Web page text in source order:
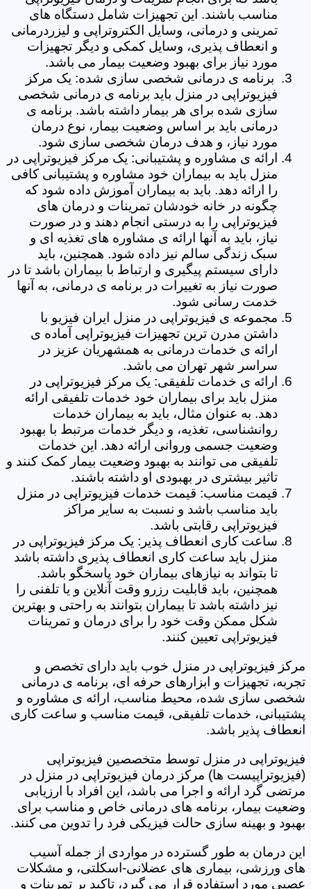
مناسب باشند. این تجهیزات شامل دستگاه های
تمرینی و درمانی، وسایل الکتروتراپی و لیزردرمانی
و انعطاف پذیری، وسایل کمکی و دیگر تجهیزات
مورد نیاز برای بهبود وضعیت بیمار می باشد.
برنامه ی درمانی شخصی سازی شده: یک مرکز
فیزیوتراپی در منزل باید برنامه ی درمانی شخصی
سازی شده برای هر بیمار داشته باشد. برنامه ی
درمانی باید بر اساس وضعیت بیمار، نوع درمان
مورد نیاز، و هدف درمان شخصی سازی شود.
ارائه ی مشاوره و پشتیبانی: یک مرکز فیزیوتراپی در
منزل باید به بیماران خود مشاوره و پشتیبانی کافی
را ارائه دهد. باید به بیماران آموزش داده شود که
چگونه در خانه خودشان تمرینات و درمان های
فیزیوتراپی را به درستی انجام دهند و در صورت
نیاز، باید به آنها ارائه ی مشاوره های تغذیه ای و
سبک زندگی سالم نیز داده شود. همچنین، باید
دارای سیستم پیگیری و ارتباط با بیماران باشد تا در
صورت نیاز به تغییرات در برنامه ی درمانی، به آنها
خدمت رسانی شود.
مجموعه ی فیزیوتراپی در منزل ایران فیزیو با
داشتن مدرن ترین تجهیزات فیزیوتراپی آماده ی
ارائه ی خدمات درمانی به همشهریان عزیز در
سراسر شهر تهران می باشد.
ارائه ی خدمات تلفیقی: یک مرکز فیزیوتراپی در
منزل باید برای بیماران خود خدمات تلفیقی ارائه
دهد. به عنوان مثال، باید به بیماران خدمات
روانشناسی، تغذیه، و دیگر خدمات مرتبط با بهبود
وضعیت جسمی وروانی ارائه دهد. این خدمات
تلفیقی می توانند به بهبود وضعیت بیمار کمک کنند و
تاثیر بیشتری در بهبودی او داشته باشند.
قیمت مناسب: قیمت خدمات فیزیوتراپی در منزل
باید مناسب باشد و نسبت به سایر مراکز
فیزیوتراپی رقابتی باشد.
ساعت کاری انعطاف پذیر: یک مرکز فیزیوتراپی در
منزل باید ساعت کاری انعطاف پذیری داشته باشد
تا بتواند به نیازهای بیماران خود پاسخگو باشد.
همچنین، باید قابلیت رزرو وقت آنلاین و یا تلفنی را
نیز داشته باشد تا بیماران بتوانند به راحتی و بهترین
شکل ممکن وقت خود را برای درمان و تمرینات
فیزیوتراپی تعیین کنند.
مرکز فیزیوتراپی در منزل خوب باید دارای تخصص و
تجربه، تجهیزات و ابزارهای حرفه ای، برنامه ی درمانی
شخصی سازی شده، محیط مناسب، ارائه ی مشاوره و
پشتیبانی، خدمات تلفیقی، قیمت مناسب و ساعت کاری
انعطاف پذیر باشد.
فیزیوتراپی در منزل توسط متخصصین فیزیوتراپی
(فیزیوتراپیست ها) مرکز درمان فیزیوتراپی در منزل در
مرتضی گرد‎ ارائه و اجرا می باشد، این افراد با ارزیابی
وضعیت بیمار، برنامه های درمانی خاص و مناسب برای
بهبود و بهینه سازی حالت فیزیکی فرد را تدوین می کنند.
این درمان به طور گسترده در مواردی از جمله آسیب
های ورزشی، بیماری های عضلانی-اسکلتی، و مشکلات
عصبی مورد استفاده قرار می گیرد، تاکید بر تمرینات و